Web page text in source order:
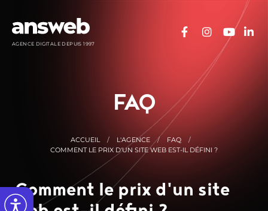
AGENCE DIGITALE DEPUIS 1997
FAQ
ACCUEIL L'AGENCE
FAQ
COMMENT LE PRIX D'UN SITE WEB EST-IL DÉFINI ?
Comment le prix d'un site